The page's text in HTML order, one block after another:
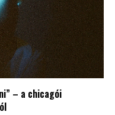
– a chicagói